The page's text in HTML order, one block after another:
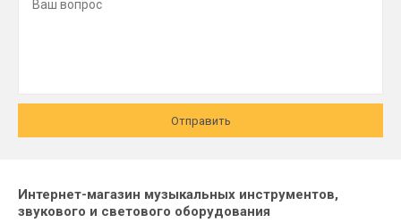
Отправить
Интернет-магазин музыкальных инструментов,
звукового и светового оборудования